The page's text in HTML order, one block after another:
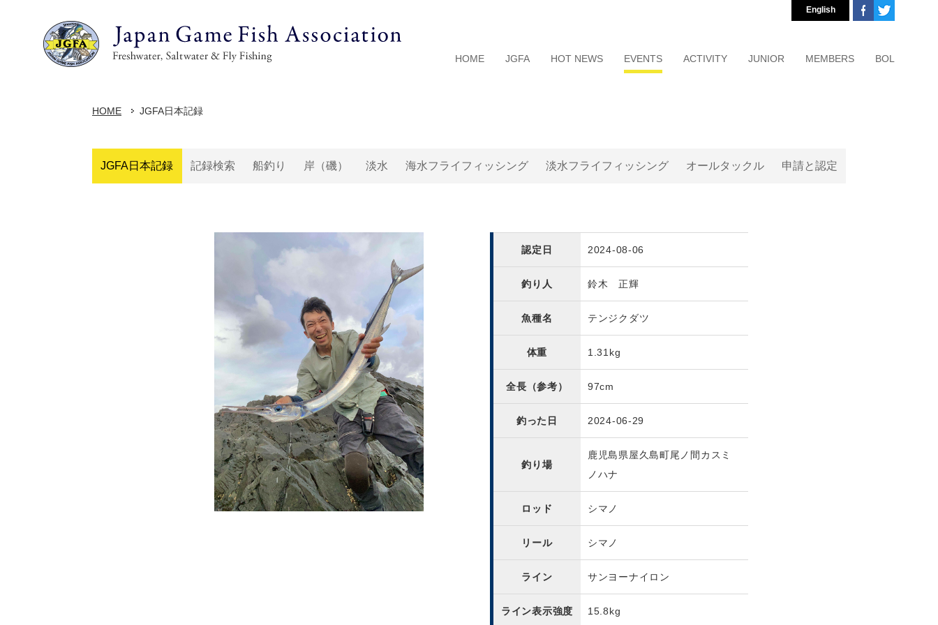
HOME JGFA HOT NEWS EVENTS ACTIVITY JUNIOR MEMBERS BOL
English
HOME JGFA日本記録
JGFA日本記録 記録検索 船釣り 岸（磯） 淡水 海水フライフィッシング 淡水フライフィッシング オールタックル 申請と認定
認定日 2024-08-06
釣り人 鈴木 正輝
魚種名 テンジクダツ
体重 1.31kg
全長（参考） 97cm
釣った日 2024-06-29
釣り場
鹿児島県屋久島町尾ノ間カスミ
ノハナ
ロッド シマノ
リール シマノ
ライン サンヨーナイロン
ライン表示強度 15.8kg